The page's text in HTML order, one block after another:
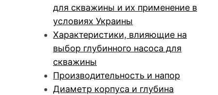
для скважины и их применение в
условиях Украины
Характеристики, влияющие на
выбор глубинного насоса для
скважины
Производительность и напор
Диаметр корпуса и глубина